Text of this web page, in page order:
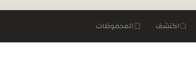
اكتشف المحفوظات